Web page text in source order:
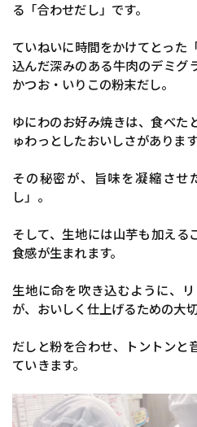
る「合わせだし」です。
ていねいに時間をかけてとった
込んだ深みのある牛肉のデミグ
かつお・いりこの粉末だし。
ゆにわのお好み焼きは、食べた
ゅわっとしたおいしさがあります
その秘密が、旨味を凝縮させ
し」。
そして、生地には山芋も加える
食感が生まれます。
生地に命を吹き込むように、
が、おいしく仕上げるための大
だしと粉を合わせ、トントンと
ていきます。